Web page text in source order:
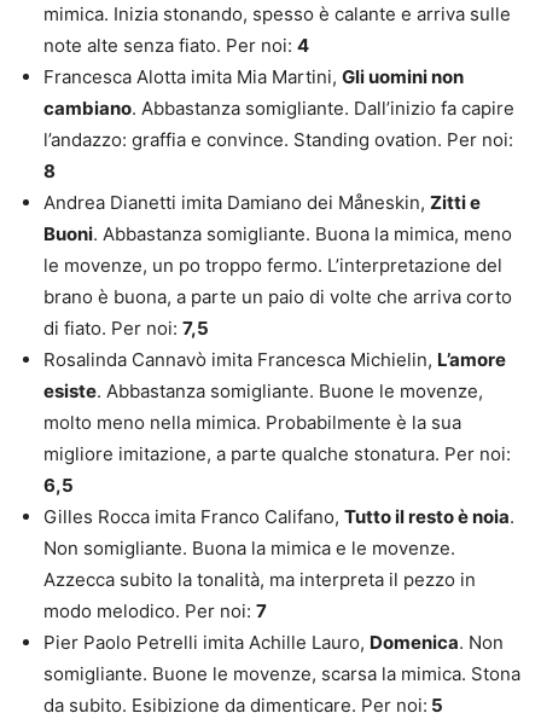
mimica. Inizia stonando, spesso è calante e arriva sulle
note alte senza fiato. Per noi: 4
Francesca Alotta imita Mia Martini, Gli uomini non
cambiano. Abbastanza somigliante. Dall’inizio fa capire
l’andazzo: graffia e convince. Standing ovation. Per noi:
8
Andrea Dianetti imita Damiano dei Måneskin, Zitti e
Buoni. Abbastanza somigliante. Buona la mimica, meno
le movenze, un po troppo fermo. L’interpretazione del
brano è buona, a parte un paio di volte che arriva corto
di fiato. Per noi: 7,5
Rosalinda Cannavò imita Francesca Michielin, L’amore
esiste. Abbastanza somigliante. Buone le movenze,
molto meno nella mimica. Probabilmente è la sua
migliore imitazione, a parte qualche stonatura. Per noi:
6,5
Gilles Rocca imita Franco Califano, Tutto il resto è noia.
Non somigliante. Buona la mimica e le movenze.
Azzecca subito la tonalità, ma interpreta il pezzo in
modo melodico. Per noi: 7
Pier Paolo Petrelli imita Achille Lauro, Domenica. Non
somigliante. Buone le movenze, scarsa la mimica. Stona
da subito. Esibizione da dimenticare. Per noi: 5